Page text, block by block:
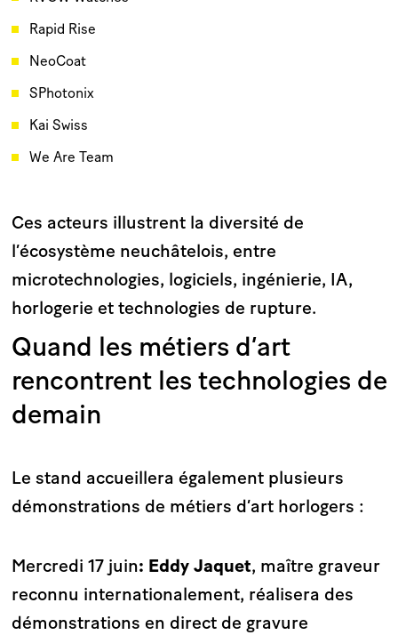
Rapid Rise
NeoCoat
SPhotonix
Kai Swiss
We Are Team
Ces acteurs illustrent la diversité de
l’écosystème neuchâtelois, entre
microtechnologies, logiciels, ingénierie, IA,
horlogerie et technologies de rupture.
Quand les métiers d’art
rencontrent les technologies de
demain
Le stand accueillera également plusieurs
démonstrations de métiers d’art horlogers :
Mercredi 17 juin: Eddy Jaquet, maître graveur
reconnu internationalement, réalisera des
démonstrations en direct de gravure